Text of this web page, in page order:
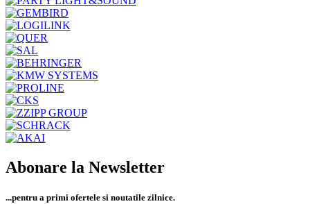
Abonare la Newsletter
...pentru a primi ofertele si noutatile zilnice.